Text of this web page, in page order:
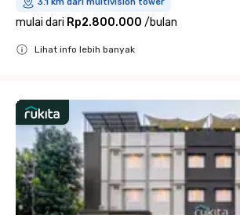
mulai dari Rp2.800.000 /bulan
Lihat info lebih banyak